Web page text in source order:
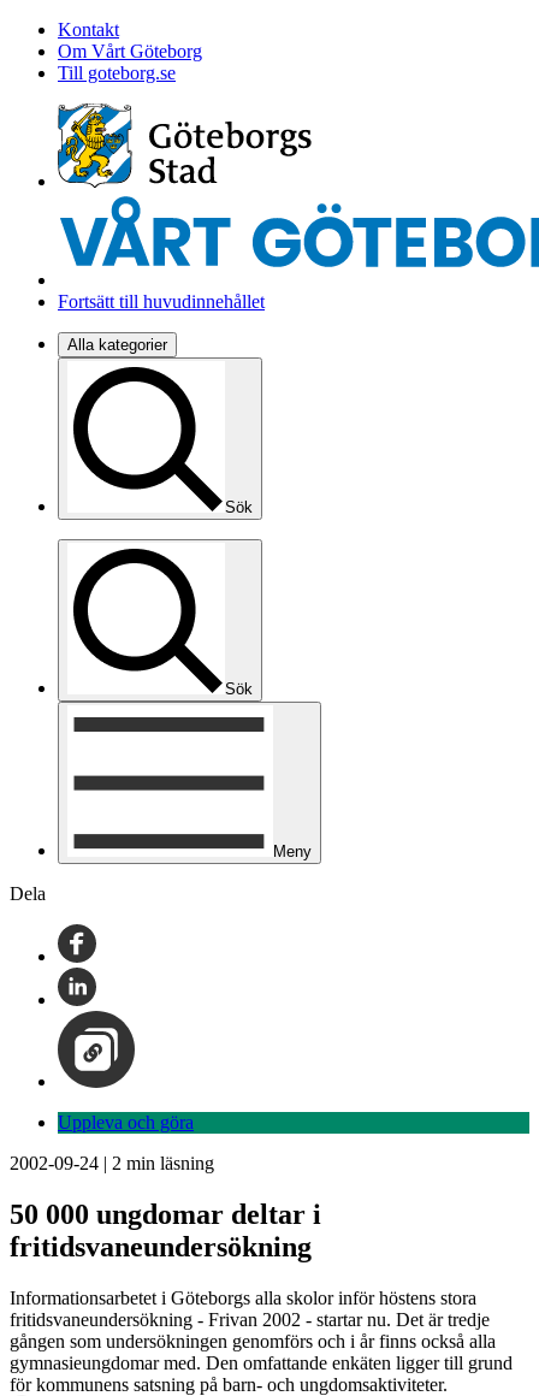
Kontakt
Om Vårt Göteborg
Till goteborg.se
Fortsätt till huvudinnehållet
Alla kategorier
Sök
Sök
Meny
Dela
Uppleva och göra
2002-09-24 | 2 min läsning
50 000 ungdomar deltar i
fritidsvaneundersökning
Informationsarbetet i Göteborgs alla skolor inför höstens stora
fritidsvaneundersökning - Frivan 2002 - startar nu. Det är tredje
gången som undersökningen genomförs och i år finns också alla
gymnasieungdomar med. Den omfattande enkäten ligger till grund
för kommunens satsning på barn- och ungdomsaktiviteter.